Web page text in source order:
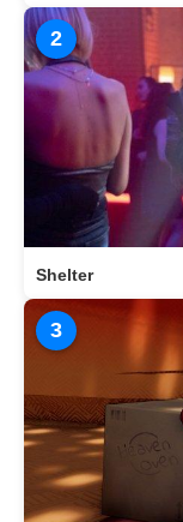
2
Shelter
3